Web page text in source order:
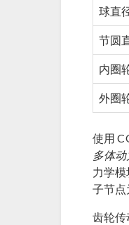
球直
节圆
内圈
外圈
使用
多体
力学
子节点
齿轮传